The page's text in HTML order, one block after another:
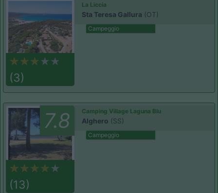
(3)
La Liccia
Sta Teresa Gallura (OT)
Campeggio
7.8
(13)
Camping Village Laguna Blu
Alghero (SS)
Campeggio